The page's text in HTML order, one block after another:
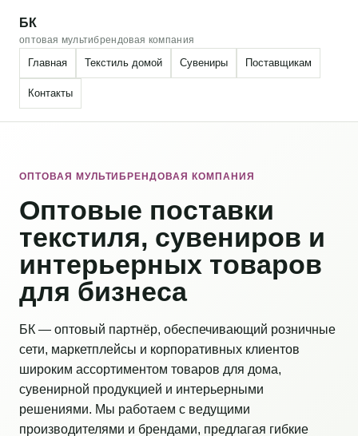
БК
оптовая мультибрендовая компания
Главная Текстиль домой Сувениры Поставщикам
Контакты
ОПТОВАЯ МУЛЬТИБРЕНДОВАЯ КОМПАНИЯ
Оптовые поставки
текстиля, сувениров и
интерьерных товаров
для бизнеса
БК — оптовый партнёр, обеспечивающий розничные
сети, маркетплейсы и корпоративных клиентов
широким ассортиментом товаров для дома,
сувенирной продукцией и интерьерными
решениями. Мы работаем с ведущими
производителями и брендами, предлагая гибкие